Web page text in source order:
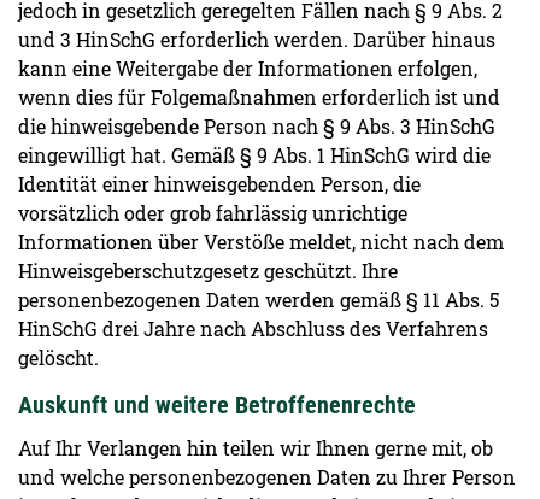
jedoch in gesetzlich geregelten Fällen nach § 9 Abs. 2
und 3 HinSchG erforderlich werden. Darüber hinaus
kann eine Weitergabe der Informationen erfolgen,
wenn dies für Folgemaßnahmen erforderlich ist und
die hinweisgebende Person nach § 9 Abs. 3 HinSchG
eingewilligt hat. Gemäß § 9 Abs. 1 HinSchG wird die
Identität einer hinweisgebenden Person, die
vorsätzlich oder grob fahrlässig unrichtige
Informationen über Verstöße meldet, nicht nach dem
Hinweisgeberschutzgesetz geschützt. Ihre
personenbezogenen Daten werden gemäß § 11 Abs. 5
HinSchG drei Jahre nach Abschluss des Verfahrens
gelöscht.
Auskunft und weitere Betroffenenrechte
Auf Ihr Verlangen hin teilen wir Ihnen gerne mit, ob
und welche personenbezogenen Daten zu Ihrer Person